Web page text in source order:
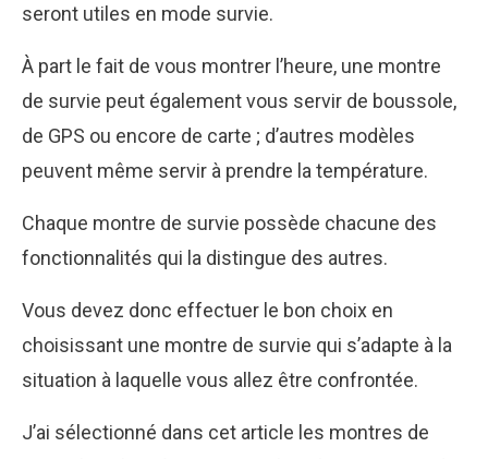
seront utiles en mode survie.
À part le fait de vous montrer l’heure, une montre
de survie peut également vous servir de boussole,
de GPS ou encore de carte ; d’autres modèles
peuvent même servir à prendre la température.
Chaque montre de survie possède chacune des
fonctionnalités qui la distingue des autres.
Vous devez donc effectuer le bon choix en
choisissant une montre de survie qui s’adapte à la
situation à laquelle vous allez être confrontée.
J’ai sélectionné dans cet article les montres de